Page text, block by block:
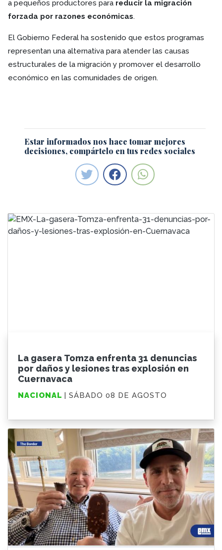
La gasera Tomza enfrenta 31 denuncias
por daños y lesiones tras explosión en
Cuernavaca
NACIONAL | SÁBADO 08 DE AGOSTO
a pequeños productores para reducir la migración
forzada por razones económicas.
El Gobierno Federal ha sostenido que estos programas
representan una alternativa para atender las causas
estructurales de la migración y promover el desarrollo
económico en las comunidades de origen.
Estar informados nos hace tomar mejores
decisiones, compártelo en tus redes sociales